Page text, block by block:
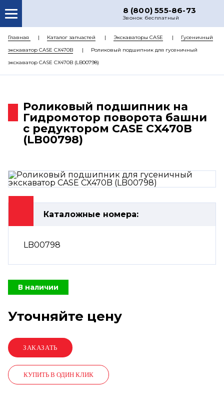
8 (800) 555-86-73
Звонок бесплатный
О НАС
КАТАЛОГ ЗАПЧАСТЕЙ
РЕМОНТ
ЦЕНЫ
КОНТАКТЫ
Главная Каталог запчастей Экскаваторы CASE
Гусеничный
экскаватор CASE CX470B
Роликовый подшипник для гусеничный
экскаватор CASE CX470B (LB00798)
Роликовый подшипник на
Гидромотор поворота башни
с редуктором CASE CX470B
(LB00798)
Каталожные номера:
LB00798
В наличии
Уточняйте цену
КУПИТЬ В ОДИН КЛИК